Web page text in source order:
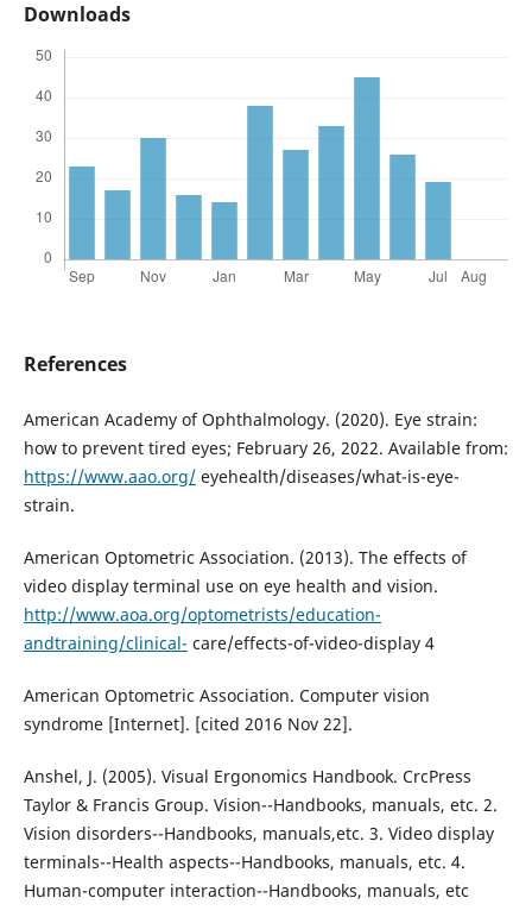
Downloads
References
American Academy of Ophthalmology. (2020). Eye strain:
how to prevent tired eyes; February 26, 2022. Available from:
https://www.aao.org/eyehealth/diseases/what-is-eye-
strain.
American Optometric Association. (2013). The effects of
video display terminal use on eye health and vision.
http://www.aoa.org/optometrists/education-
andtraining/clinical- care/effects-of-video-display 4
American Optometric Association. Computer vision
syndrome [Internet]. [cited 2016 Nov 22].
Anshel, J. (2005). Visual Ergonomics Handbook. CrcPress
Taylor & Francis Group. Vision--Handbooks, manuals, etc. 2.
Vision disorders--Handbooks, manuals,etc. 3. Video display
terminals--Health aspects--Handbooks, manuals, etc. 4.
Human-computer interaction--Handbooks, manuals, etc